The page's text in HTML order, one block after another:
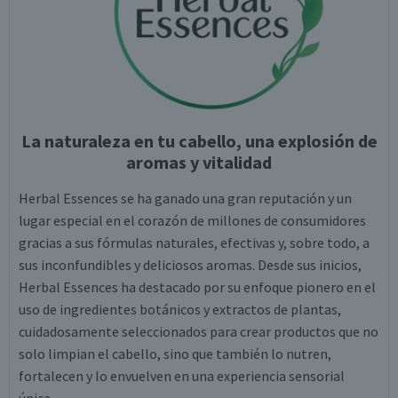
La naturaleza en tu cabello, una explosión de
aromas y vitalidad
Herbal Essences se ha ganado una gran reputación y un
lugar especial en el corazón de millones de consumidores
gracias a sus fórmulas naturales, efectivas y, sobre todo, a
sus inconfundibles y deliciosos aromas. Desde sus inicios,
Herbal Essences ha destacado por su enfoque pionero en el
uso de ingredientes botánicos y extractos de plantas,
cuidadosamente seleccionados para crear productos que no
solo limpian el cabello, sino que también lo nutren,
fortalecen y lo envuelven en una experiencia sensorial